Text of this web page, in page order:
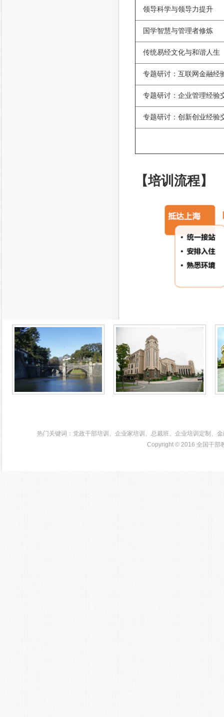
领导科学与领导力提升
国学智慧与管理者修炼
传统易经文化与和谐人生
专题研讨：互联网金融经
专题研讨：企业管理经验
专题研讨：创新创业经验
【培训流程】
热门关键词：党政干部培训、企业家培训、总裁班、企业培训定制、
Copyright © 2016 全国干部